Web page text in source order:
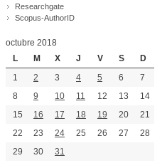
Researchgate
Scopus-AuthorID
octubre 2018
L
M X J V S
D
1
2 3 4 5 6
7
8
9 10 11 12 13
14
15
16 17 18 19 20
21
22
23 24 25 26 27
28
29
30 31